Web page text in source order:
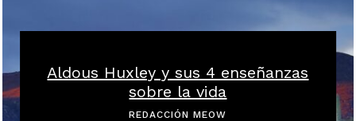
Aldous Huxley y sus 4 enseñanzas
sobre la vida
REDACCIÓN MEOW